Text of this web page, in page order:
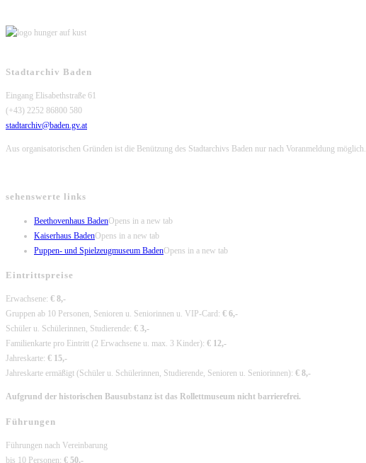
Stadtarchiv Baden
Eingang Elisabethstraße 61
(+43) 2252 86800 580
stadtarchiv@baden.gv.at
Aus organisatorischen Gründen ist die Benützung des Stadtarchivs Baden nur nach Voranmeldung möglich.
sehenswerte links
Beethovenhaus BadenOpens in a new tab
Kaiserhaus BadenOpens in a new tab
Puppen- und Spielzeugmuseum BadenOpens in a new tab
Eintrittspreise
Erwachsene: € 8,-
Gruppen ab 10 Personen, Senioren u. Seniorinnen u. VIP-Card: € 6,-
Schüler u. Schülerinnen, Studierende: € 3,-
Familienkarte pro Eintritt (2 Erwachsene u. max. 3 Kinder): € 12,-
Jahreskarte: € 15,-
Jahreskarte ermäßigt (Schüler u. Schülerinnen, Studierende, Senioren u. Seniorinnen): € 8,-
Aufgrund der historischen Bausubstanz ist das Rollettmuseum nicht barrierefrei.
Führungen
Führungen nach Vereinbarung
bis 10 Personen: € 50,-